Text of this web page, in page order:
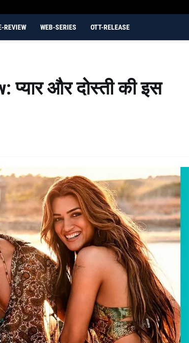
REVIEW WEB-SERIES OTT-RELEASE
प्यार और दोस्ती की इस